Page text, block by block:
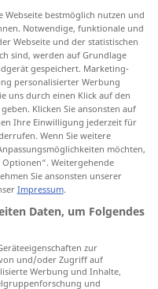
antippen)
چیز [čiz]
شیء [šej'] Sache
Sache Angelegenheit
Webseite bestmöglich nutzen und
Notwendige, funktionale und
Webseite und der statistischen
sind, werden auf Grundlage
gespeichert. Marketing-
personalisierter Werbung
uns durch einen Klick auf den
Klicken Sie ansonsten auf
Ihre Einwilligung jederzeit für
Wenn Sie weitere
möchten,
Weitergehende
Sie ansonsten unserer
Impressum.
Daten, um Folgendes
zur
und/oder Zugriff auf
Werbung und Inhalte,
und